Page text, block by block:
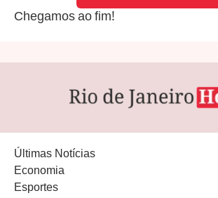
Chegamos ao fim!
Últimas Notícias
Economia
Esportes